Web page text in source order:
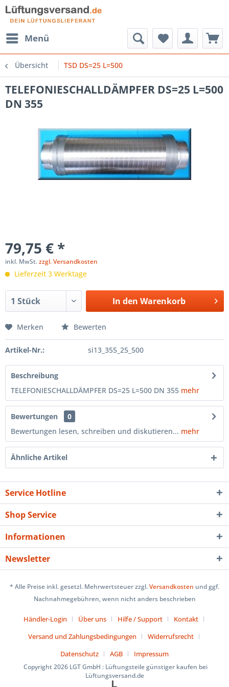
Menü
Übersicht TSD DS=25 L=500
TELEFONIESCHALLDÄMPFER DS=25 L=500
DN 355
79,75 € *
inkl. MwSt.zzgl. Versandkosten
Lieferzeit 3 Werktage
In den Warenkorb
Merken Bewerten
Artikel-Nr.: si13_355_25_500
Beschreibung
TELEFONIESCHALLDÄMPFER DS=25 L=500 DN 355 mehr
Bewertungen
0
Bewertungen lesen, schreiben und diskutieren... mehr
Ähnliche Artikel
Service Hotline
Shop Service
Informationen
Newsletter
* Alle Preise inkl. gesetzl. Mehrwertsteuer zzgl.Versandkosten und ggf.
Nachnahmegebühren, wenn nicht anders beschrieben
Händler-Login Über uns Hilfe / Support
Kontakt
Versand und Zahlungsbedingungen
Widerrufsrecht
Datenschutz
AGB Impressum
Copyright 2026 LGT GmbH : Lüftungsteile günstiger kaufen bei
Lüftungsversand.de